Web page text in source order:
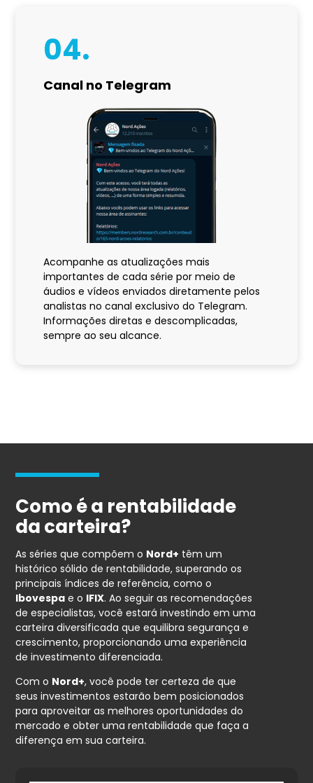
04.
Canal no Telegram
Acompanhe as atualizações mais
importantes de cada série por meio de
áudios e vídeos enviados diretamente pelos
analistas no canal exclusivo do Telegram.
Informações diretas e descomplicadas,
sempre ao seu alcance.
Como é a rentabilidade
da carteira?
As séries que compõem o Nord+ têm um
histórico sólido de rentabilidade, superando os
principais índices de referência, como o
Ibovespa e o IFIX. Ao seguir as recomendações
de especialistas, você estará investindo em uma
carteira diversificada que equilibra segurança e
crescimento, proporcionando uma experiência
de investimento diferenciada.
Com o Nord+, você pode ter certeza de que
seus investimentos estarão bem posicionados
para aproveitar as melhores oportunidades do
mercado e obter uma rentabilidade que faça a
diferença em sua carteira.